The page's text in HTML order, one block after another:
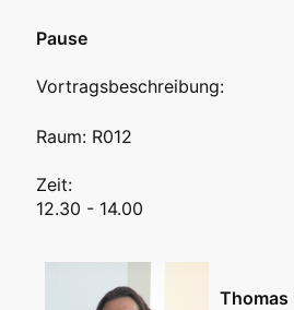
Pause
Vortragsbeschreibung:
Raum: R012
Zeit:
12.30 - 14.00
Thomas